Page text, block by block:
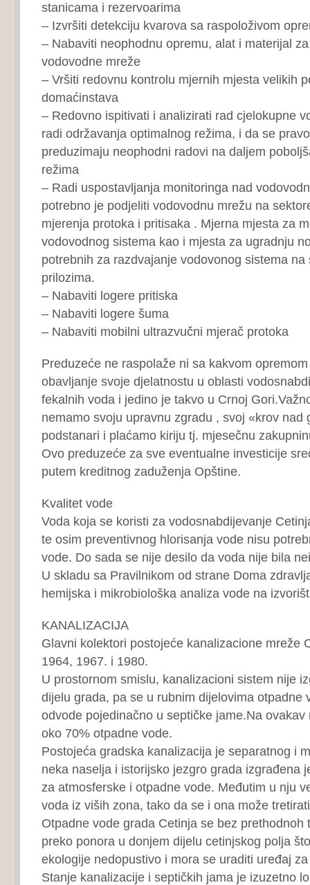
stanicama i rezervoarima
– Izvršiti detekciju kvarova sa raspoloživom
– Nabaviti neophodnu opremu, alat i materijal
vodovodne mreže
– Vršiti redovnu kontrolu mjernih mjesta velikih
domaćinstava
– Redovno ispitivati i analizirati rad cjelokupne
radi održavanja optimalnog režima, i da se
preduzimaju neophodni radovi na daljem
režima
– Radi uspostavljanja monitoringa nad
potrebno je podjeliti vodovodnu mrežu na
mjerenja protoka i pritisaka . Mjerna mjesta za
vodovodnog sistema kao i mjesta za ugradnju
potrebnih za razdvajanje vodovonog sistema na
prilozima.
– Nabaviti logere pritiska
– Nabaviti logere šuma
– Nabaviti mobilni ultrazvučni mjerač protoka
Preduzeće ne raspolaže ni sa kakvom
obavljanje svoje djelatnostu u oblasti
fekalnih voda i jedino je takvo u Crnoj
nemamo svoju upravnu zgradu , svoj «krov nad
podstanari i plaćamo kiriju tj. mjesečnu
Ovo preduzeće za sve eventualne investicije
putem kreditnog zaduženja Opštine.
Kvalitet vode
Voda koja se koristi za vodosnabdijevanje
te osim preventivnog hlorisanja vode nisu
vode. Do sada se nije desilo da voda nije bila
U skladu sa Pravilnikom od strane Doma
hemijska i mikrobiološka analiza vode na
KANALIZACIJA
Glavni kolektori postojeće kanalizacione mreže
1964, 1967. i 1980.
U prostornom smislu, kanalizacioni sistem nije
dijelu grada, pa se u rubnim dijelovima otpadne
odvode pojedinačno u septičke jame.Na ovakav
oko 70% otpadne vode.
Postojeća gradska kanalizacija je separatnog i
neka naselja i istorijsko jezgro grada izgrađena
za atmosferske i otpadne vode. Međutim u nju
voda iz viših zona, tako da se i ona može
Otpadne vode grada Cetinja se bez prethodnoh
preko ponora u donjem dijelu cetinjskog polja
ekologije nedopustivo i mora se uraditi uređaj
Stanje kanalizacije i septičkih jama je izuzetno